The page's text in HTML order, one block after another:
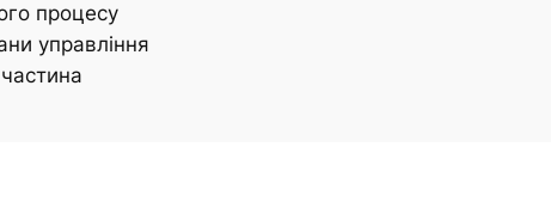
процесу
управління